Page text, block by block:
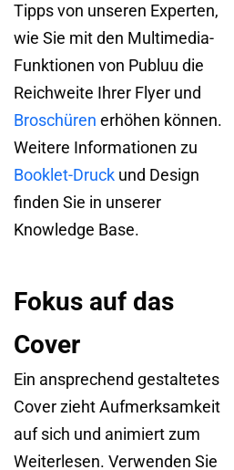
Tipps von unseren Experten,
wie Sie mit den Multimedia-
Funktionen von Publuu die
Reichweite Ihrer Flyer und
Broschüren erhöhen können.
Weitere Informationen zu
Booklet-Druck und Design
finden Sie in unserer
Knowledge Base.
Fokus auf das
Cover
Ein ansprechend gestaltetes
Cover zieht Aufmerksamkeit
auf sich und animiert zum
Weiterlesen. Verwenden Sie